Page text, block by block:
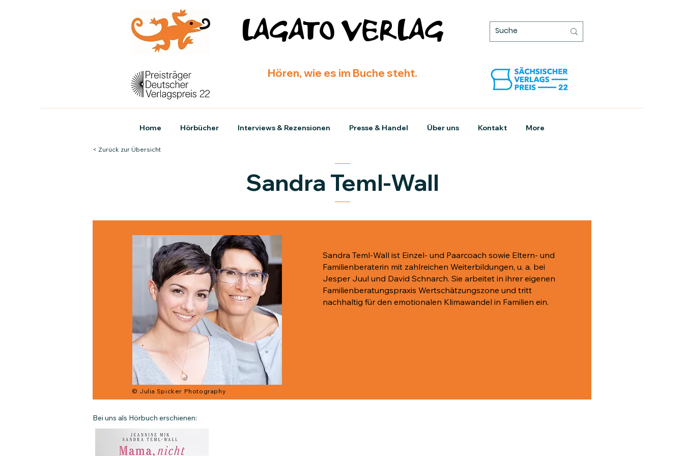
LAGATO VERLAG
Hören, wie es im Buche steht.
< Zurück zur Übersicht
Sandra Teml-Wall
Sandra Teml-Wall ist Einzel- und Paarcoach sowie Eltern- und
Familienberaterin mit zahlreichen Weiterbildungen, u. a. bei
Jesper Juul und David Schnarch. Sie arbeitet in ihrer eigenen
Familienberatungspraxis Wertschätzungszone und tritt
nachhaltig für den emotionalen Klimawandel in Familien ein.
© Julia Spicker Photography
Bei uns als Hörbuch erschienen:
Home Hörbücher Interviews & Rezensionen Presse & Handel Über uns Kontakt More